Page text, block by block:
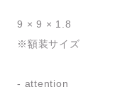
9 × 9 × 1.8
※額装サイズ
- attention